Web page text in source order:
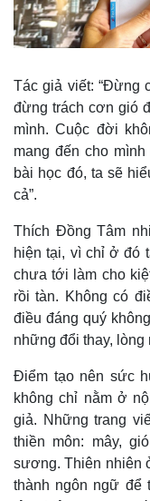
Tác giả viết: “Đừng
đừng trách cơn gió
mình. Cuộc đời
mang đến cho
bài học đó, ta sẽ
cả”.
Thích Đồng Tâm
hiện tại, vì chỉ ở đó
chưa tới làm cho
rồi tàn. Không có
điều đáng quý
những đổi thay, lòng
Điểm tạo nên sức
không chỉ nằm ở
giả. Những trang
thiền môn: mây,
sương. Thiên nhiên
thành ngôn ngữ để